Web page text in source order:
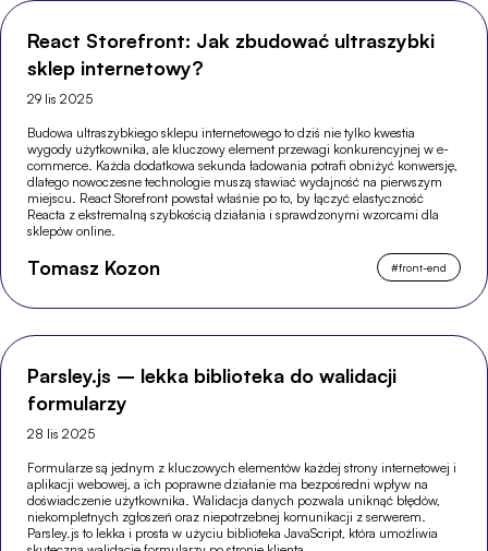
React Storefront: Jak zbudować ultraszybki
sklep internetowy?
29 lis 2025
Budowa ultraszybkiego sklepu internetowego to dziś nie tylko kwestia
wygody użytkownika, ale kluczowy element przewagi konkurencyjnej w e-
commerce. Każda dodatkowa sekunda ładowania potrafi obniżyć konwersję,
dlatego nowoczesne technologie muszą stawiać wydajność na pierwszym
miejscu. React Storefront powstał właśnie po to, by łączyć elastyczność
Reacta z ekstremalną szybkością działania i sprawdzonymi wzorcami dla
sklepów online.
Tomasz Kozon #front-end
Parsley.js – lekka biblioteka do walidacji
formularzy
28 lis 2025
Formularze są jednym z kluczowych elementów każdej strony internetowej i
aplikacji webowej, a ich poprawne działanie ma bezpośredni wpływ na
doświadczenie użytkownika. Walidacja danych pozwala uniknąć błędów,
niekompletnych zgłoszeń oraz niepotrzebnej komunikacji z serwerem.
Parsley.js to lekka i prosta w użyciu biblioteka JavaScript, która umożliwia